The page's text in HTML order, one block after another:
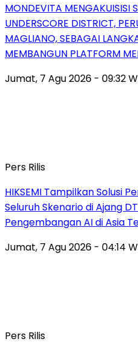
MONDEVITA MENGAKUISISI
UNDERSCORE DISTRICT,
MAGLIANO, SEBAGAI
MEMBANGUN PLATFORM
Jumat, 7 Agu 2026 - 09:32
Pers Rilis
HIKSEMI Tampilkan Solusi
Seluruh Skenario di Ajang
Pengembangan AI di Asia
Jumat, 7 Agu 2026 - 04:14
Pers Rilis